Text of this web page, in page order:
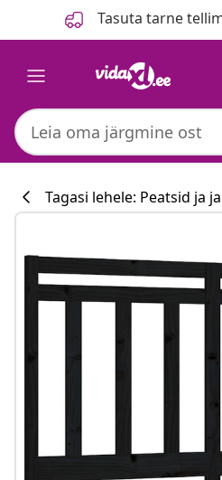
Tasuta tarne
Tagasi lehele: Peatsid ja